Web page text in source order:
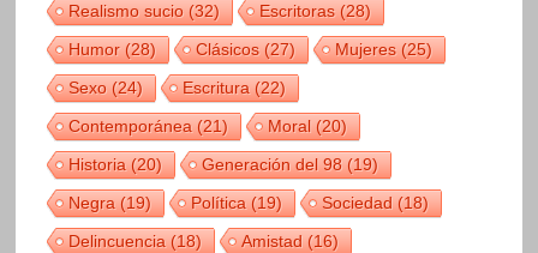
Realismo sucio(32) Escritoras(28)
Humor(28) Clásicos(27) Mujeres(25)
Sexo(24) Escritura(22)
Contemporánea(21) Moral(20)
Historia(20) Generación del 98(19)
Negra(19) Política(19) Sociedad(18)
Delincuencia(18) Amistad(16)